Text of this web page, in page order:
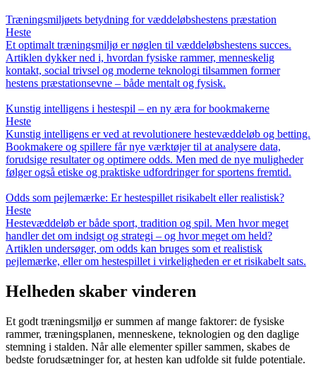
Træningsmiljøets betydning for væddeløbshestens præstation
Heste
Et optimalt træningsmiljø er nøglen til væddeløbshestens succes.
Artiklen dykker ned i, hvordan fysiske rammer, menneskelig
kontakt, social trivsel og moderne teknologi tilsammen former
hestens præstationsevne – både mentalt og fysisk.
Kunstig intelligens i hestespil – en ny æra for bookmakerne
Heste
Kunstig intelligens er ved at revolutionere hestevæddeløb og betting.
Bookmakere og spillere får nye værktøjer til at analysere data,
forudsige resultater og optimere odds. Men med de nye muligheder
følger også etiske og praktiske udfordringer for sportens fremtid.
Odds som pejlemærke: Er hestespillet risikabelt eller realistisk?
Heste
Hestevæddeløb er både sport, tradition og spil. Men hvor meget
handler det om indsigt og strategi – og hvor meget om held?
Artiklen undersøger, om odds kan bruges som et realistisk
pejlemærke, eller om hestespillet i virkeligheden er et risikabelt sats.
Helheden skaber vinderen
Et godt træningsmiljø er summen af mange faktorer: de fysiske
rammer, træningsplanen, menneskene, teknologien og den daglige
stemning i stalden. Når alle elementer spiller sammen, skabes de
bedste forudsætninger for, at hesten kan udfolde sit fulde potentiale.